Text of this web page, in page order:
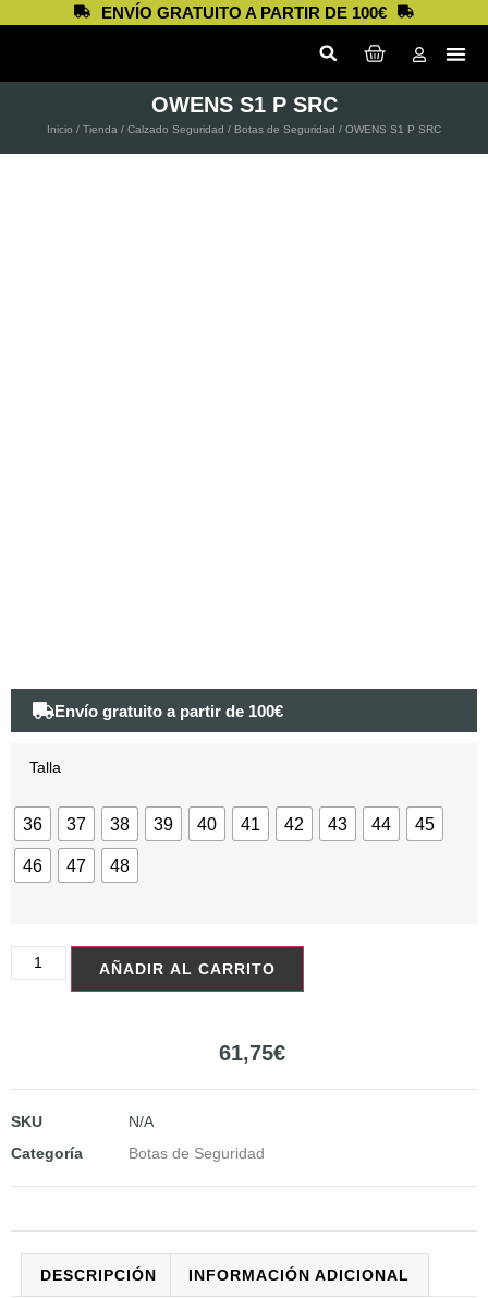
ENVÍO GRATUITO A PARTIR DE 100€
OWENS S1 P SRC
Inicio / Tienda / Calzado Seguridad / Botas de Seguridad / OWENS S1 P SRC
Envío gratuito a partir de 100€
Talla
36 37 38 39 40 41 42 43 44 45
46 47 48
AÑADIR AL CARRITO
61,75€
SKU
N/A
Categoría
Botas de Seguridad
DESCRIPCIÓN INFORMACIÓN ADICIONAL